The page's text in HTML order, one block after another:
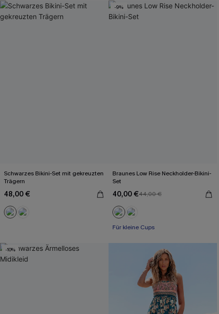
Schwarzes Bikini-Set mit gekreuzten
Trägern
48,00 €
-9%
Braunes Low Rise Neckholder-Bikini-
Set
40,00 €44,00 €
Für kleine Cups
-10%